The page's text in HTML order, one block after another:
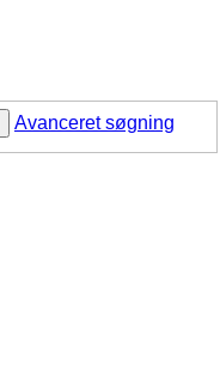
Avanceret søgning